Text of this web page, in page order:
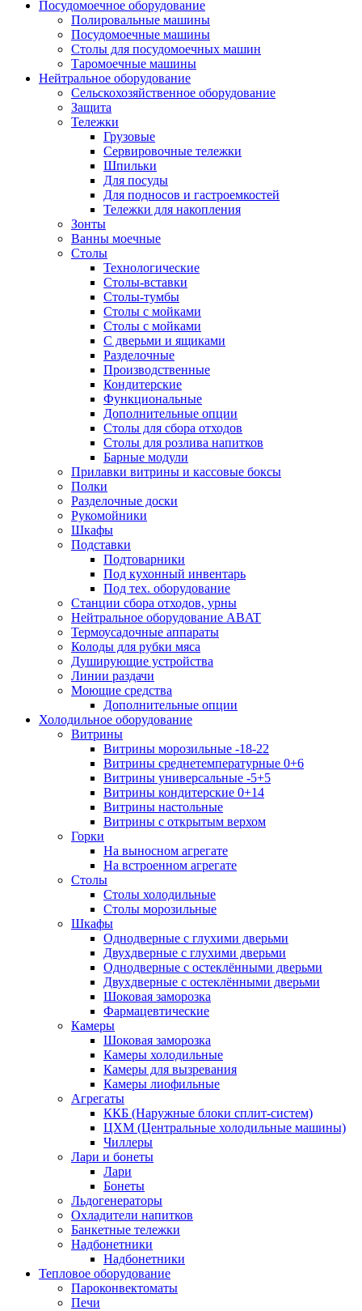
Посудомоечное оборудование
Полировальные машины
Посудомоечные машины
Столы для посудомоечных машин
Таромоечные машины
Нейтральное оборудование
Сельскохозяйственное оборудование
Защита
Тележки
Грузовые
Сервировочные тележки
Шпильки
Для посуды
Для подносов и гастроемкостей
Тележки для накопления
Зонты
Ванны моечные
Столы
Технологические
Столы-вставки
Столы-тумбы
Столы с мойками
Столы с мойками
С дверьми и ящиками
Разделочные
Производственные
Кондитерские
Функциональные
Дополнительные опции
Столы для сбора отходов
Столы для розлива напитков
Барные модули
Прилавки витрины и кассовые боксы
Полки
Разделочные доски
Рукомойники
Шкафы
Подставки
Подтоварники
Под кухонный инвентарь
Под тех. оборудование
Cтанции сбора отходов, урны
Нейтральное оборудование ABAT
Термоусадочные аппараты
Колоды для рубки мяса
Душирующие устройства
Линии раздачи
Моющие средства
Дополнительные опции
Холодильное оборудование
Витрины
Витрины морозильные -18-22
Витрины среднетемпературные 0+6
Витрины универсальные -5+5
Витрины кондитерские 0+14
Витрины настольные
Витрины с открытым верхом
Горки
На выносном агрегате
На встроенном агрегате
Столы
Столы холодильные
Столы морозильные
Шкафы
Однодверные с глухими дверьми
Двухдверные с глухими дверьми
Однодверные с остеклёнными дверьми
Двухдверные с остеклёнными дверьми
Шоковая заморозка
Фармацевтические
Камеры
Шоковая заморозка
Камеры холодильные
Камеры для вызревания
Камеры лиофильные
Агрегаты
ККБ (Наружные блоки сплит-систем)
ЦХМ (Центральные холодильные машины)
Чиллеры
Лари и бонеты
Лари
Бонеты
Льдогенераторы
Охладители напитков
Банкетные тележки
Надбонетники
Надбонетники
Тепловое оборудование
Пароконвектоматы
Печи